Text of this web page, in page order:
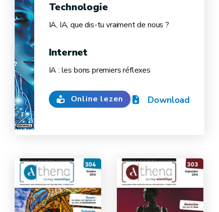
Technologie
IA, IA, que dis-tu vraiment de nous ?
Internet
IA : les bons premiers réflexes
Online lezen Download